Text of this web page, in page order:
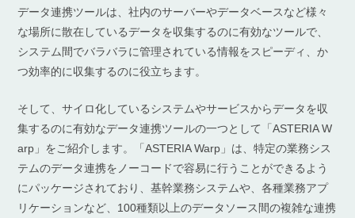
データ連携ツールは、社内のサーバーやデータベースなど様々
な場所に散在しているデータを収集するのに有効なツールで、
システム間でバラバラに管理されている情報をスピーディ、か
つ効率的に収集するのに役立ちます。
そして、サイロ化しているシステムやサービスからデータを収
集するのに有効なデータ連携ツールの一つとして「ASTERIA W
arp」をご紹介します。「ASTERIA Warp」は、特定の業務シス
テムのデータ連携をノーコードで容易に行うことができるよう
にパッケージされており、基幹業務システムや、各種業務アプ
リケーションなど、100種類以上のデータソース間の複雑な連携